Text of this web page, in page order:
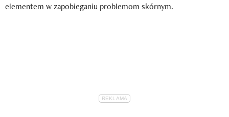
elementem w zapobieganiu problemom skórnym.